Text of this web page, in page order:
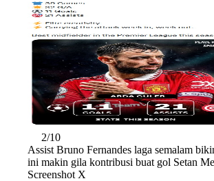
2/10
Assist Bruno Fernandes laga semalam
ini makin gila kontribusi buat gol Setan
Screenshot X